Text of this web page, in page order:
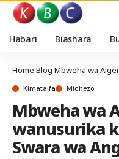
Habari Biashara
Home Blog Mbweha wa Algeria
Kimataifa Michezo
Mbweha wa
wanusurika
Swara wa